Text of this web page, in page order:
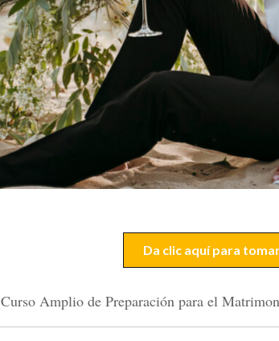
Da clic aquí para
Curso Amplio de Preparación para el